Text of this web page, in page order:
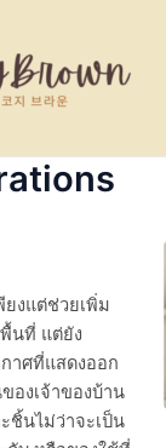
ยงแต่ช่วยเพิ่ม
นที่ แต่ยัง
าศที่แสดงออก
องเจ้าของบ้าน
ชิ้นไม่ว่าจะเป็น